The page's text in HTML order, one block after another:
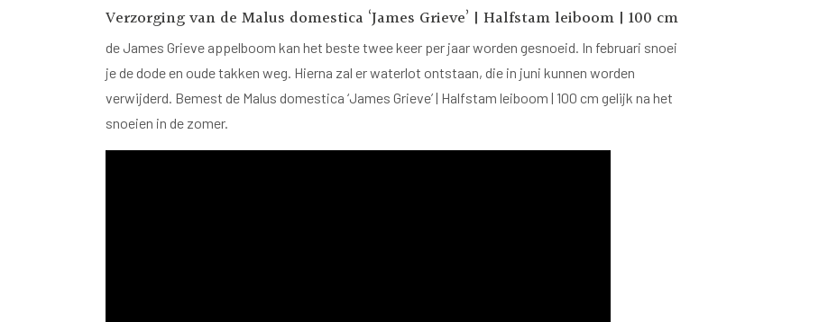
Verzorging van de Malus domestica ‘James Grieve’ | Halfstam leiboom | 100 cm
de James Grieve appelboom kan het beste twee keer per jaar worden gesnoeid. In februari snoei
je de dode en oude takken weg. Hierna zal er waterlot ontstaan, die in juni kunnen worden
verwijderd. Bemest de Malus domestica ‘James Grieve’ | Halfstam leiboom | 100 cm gelijk na het
snoeien in de zomer.